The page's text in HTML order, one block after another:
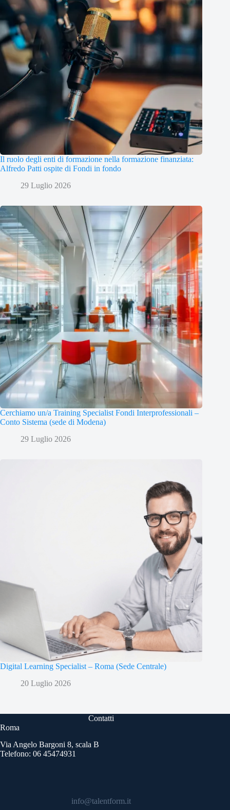
Il ruolo degli enti di formazione nella formazione finanziata:
Alfredo Patti ospite di Fondi in fondo
29 Luglio 2026
Cerchiamo un/a Training Specialist Fondi Interprofessionali –
Conto Sistema (sede di Modena)
29 Luglio 2026
Digital Learning Specialist – Roma (Sede Centrale)
20 Luglio 2026
Contatti
Roma
Via Angelo Bargoni 8, scala B
Telefono: 06 45474931
info@talentform.it